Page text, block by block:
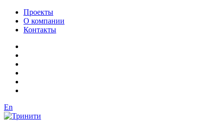
Проекты
О компании
Контакты
En